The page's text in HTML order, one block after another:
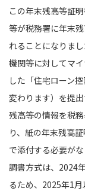
この年末残高等証
等が税務署に年末
れることになりま
機関等に対してマ
した「住宅ローン
変わります）を提
残高等の情報を税
り、紙の年末残高
で添付する必要がな
調書方式は、2024
るため、2025年1